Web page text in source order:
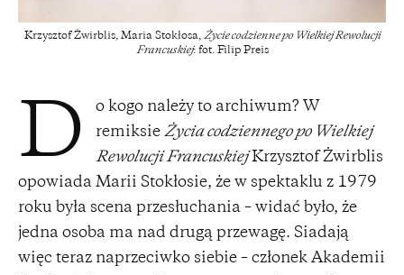
Krzysztof Żwirblis, Maria Stokłosa, Życie codzienne po Wielkiej Rewolucji
Francuskiej: fot. Filip Preis
D
o kogo należy to archiwum? W
remiksie Życia codziennego po Wielkiej
Rewolucji FrancuskiejKrzysztof Żwirblis
opowiada Marii Stokłosie, że w spektaklu z 1979
roku była scena przesłuchania – widać było, że
jedna osoba ma nad drugą przewagę. Siadają
więc teraz naprzeciwko siebie – członek Akademii